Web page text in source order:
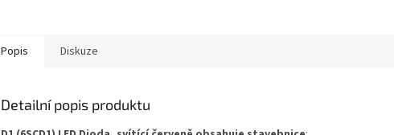
Popis Diskuze
Detailní popis produktu